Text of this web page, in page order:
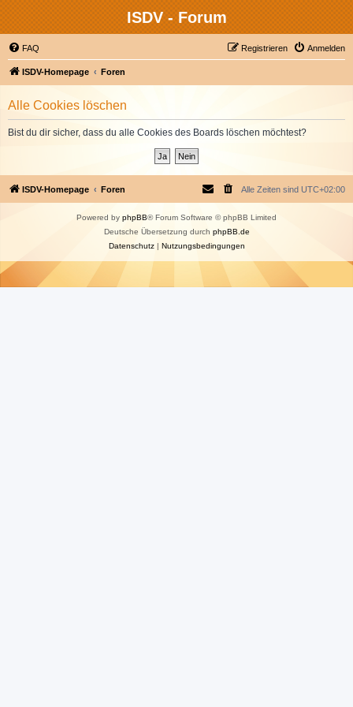
ISDV - Forum
FAQ Anmelden
Registrieren
ISDV-Homepage Foren
Alle Cookies löschen
Bist du dir sicher, dass du alle Cookies des Boards löschen möchtest?
ISDV-Homepage Foren Alle Zeiten sind UTC+02:00
Powered by phpBB® Forum Software © phpBB Limited
Deutsche Übersetzung durch phpBB.de
Datenschutz| Nutzungsbedingungen